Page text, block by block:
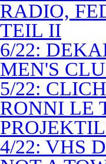
RADIO,
TEIL II
6/22:
MEN'S
5/22:
RONNI LE
4/22: VHS